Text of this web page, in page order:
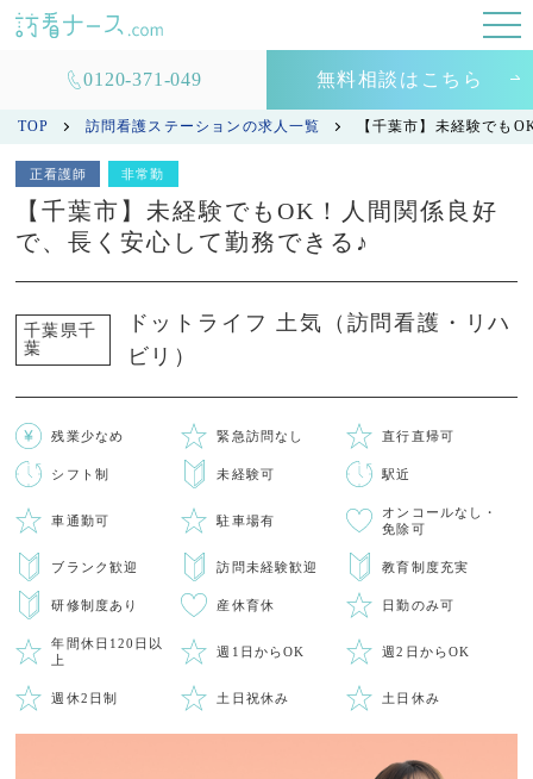
0120-371-049 無料相談はこちら
TOP 訪問看護ステーションの求人一覧 【千葉市】未経験でも
正看護師 非常勤
【千葉市】未経験でもOK！人間関係良好
で、長く安心して勤務できる♪
千葉県千
葉
ドットライフ 土気（訪問看護・リハ
ビリ）
残業少なめ 緊急訪問なし 直行直帰可
シフト制 未経験可 駅近
車通勤可 駐車場有
オンコールなし・
免除可
ブランク歓迎 訪問未経験歓迎 教育制度充実
研修制度あり 産休育休 日勤のみ可
年間休日120日以
上
週1日からOK 週2日からOK
週休2日制 土日祝休み 土日休み